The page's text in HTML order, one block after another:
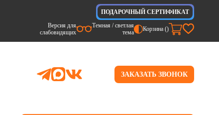
ПОДАРОЧНЫЙ СЕРТИФИКАТ
Версия для
слабовидящих
Темная / светлая
тема
Корзина ()
ЗАКАЗАТЬ ЗВОНОК